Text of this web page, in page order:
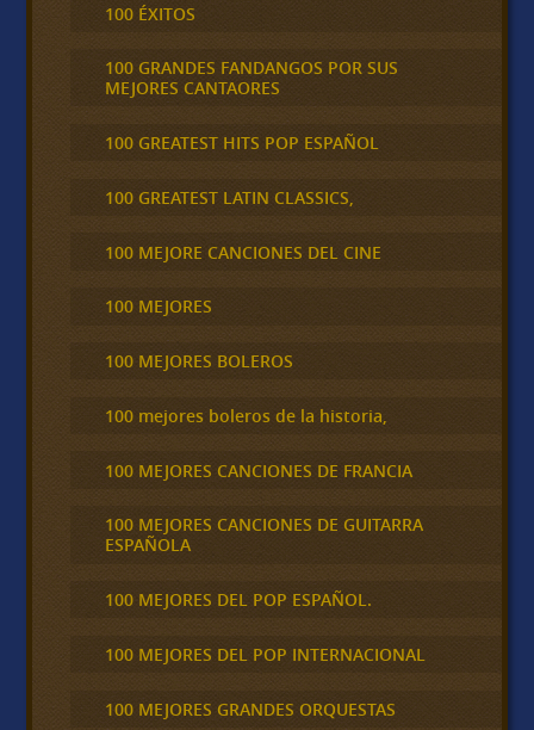
100 ÉXITOS
100 GRANDES FANDANGOS POR SUS
MEJORES CANTAORES
100 GREATEST HITS POP ESPAÑOL
100 GREATEST LATIN CLASSICS,
100 MEJORE CANCIONES DEL CINE
100 MEJORES
100 MEJORES BOLEROS
100 mejores boleros de la historia,
100 MEJORES CANCIONES DE FRANCIA
100 MEJORES CANCIONES DE GUITARRA
ESPAÑOLA
100 MEJORES DEL POP ESPAÑOL.
100 MEJORES DEL POP INTERNACIONAL
100 MEJORES GRANDES ORQUESTAS